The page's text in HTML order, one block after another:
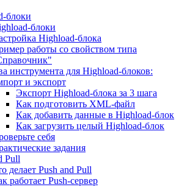
блоки
блоки
Highload-блока
работы со свойством типа
инструмента для Highload-блоков:
и экспорт
Экспорт Highload-блока за 3 шага
Как подготовить XML-файл
Как добавить данные в Highload-блок
Как загрузить целый Highload-блок
себя
задания
Pull
делает Push and Pull
работает Push-сервер